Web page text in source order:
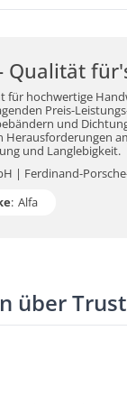
Qualität
für hochwertige
Preis-
und
Herausforderungen
und Langlebigkeit.
| Ferdinand-
: Alfa
über